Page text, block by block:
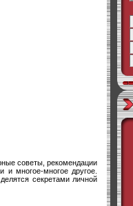
советы, рекомендации
и многое-многое другое.
секретами личной